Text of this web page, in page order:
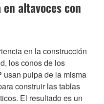
altavoces con
en la construcción
los conos de los
usan pulpa de la misma
construir las tablas
El resultado es un